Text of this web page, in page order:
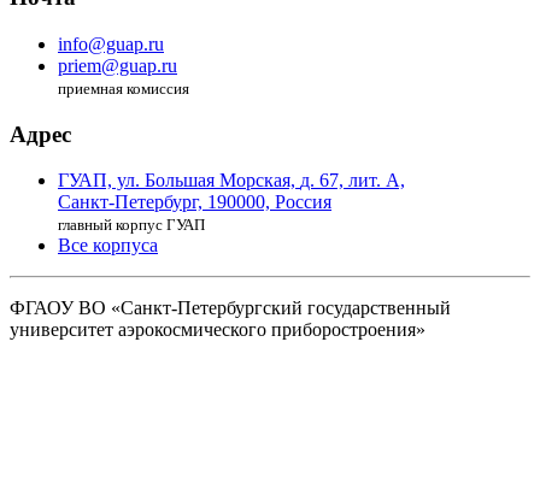
info@guap.ru
priem@guap.ru
приемная комиссия
Адрес
ГУАП, ул. Большая Морская, д. 67, лит. А,
Санкт-Петербург, 190000, Россия
главный корпус ГУАП
Все корпуса
ФГАОУ ВО «Санкт-Петербургский государственный
университет аэрокосмического приборостроения»